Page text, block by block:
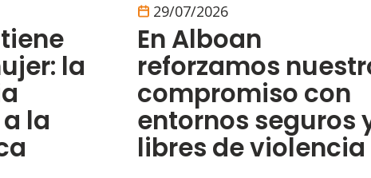
la
la
29/07/2026
En Alboan
reforzamos
compromiso con
entornos seguros
libres de violencia